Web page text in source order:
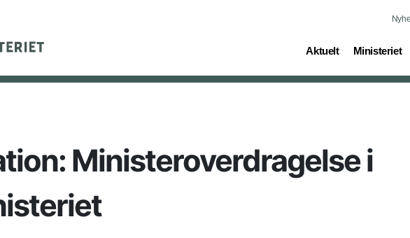
Aktuelt
(current) Ministeriet
(current)
Ministeroverdragelse i